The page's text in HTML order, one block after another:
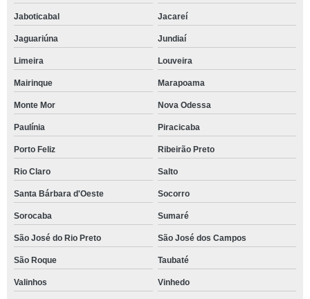
Jaboticabal Jacareí
Jaguariúna Jundiaí
Limeira Louveira
Mairinque Marapoama
Monte Mor Nova Odessa
Paulínia Piracicaba
Porto Feliz Ribeirão Preto
Rio Claro Salto
Santa Bárbara d'Oeste Socorro
Sorocaba Sumaré
São José do Rio Preto São José dos Campos
São Roque Taubaté
Valinhos Vinhedo